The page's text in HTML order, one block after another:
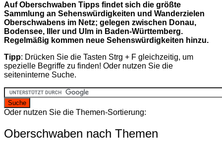
Auf Oberschwaben Tipps findet sich die größte
Sammlung an Sehenswürdigkeiten und Wanderzielen
Oberschwabens im Netz; gelegen zwischen Donau,
Bodensee, Iller und Ulm in Baden-Württemberg.
Regelmäßig kommen neue Sehenswürdigkeiten hinzu.
Tipp: Drücken Sie die Tasten Strg + F gleichzeitig, um
spezielle Begriffe zu finden! Oder nutzen Sie die
seiteninterne Suche.
Oder nutzen Sie die Themen-Sortierung:
Oberschwaben nach Themen